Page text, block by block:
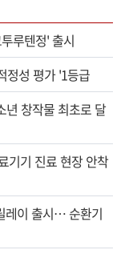
루텐정' 출시
정성 평가 '1등급
창작물 최초로 달
기기 진료 현장 안착
레이 출시… 순환기